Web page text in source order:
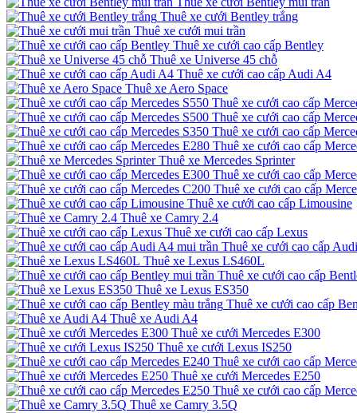
Thuê xe cưới Bentley trắng
Thuê xe cưới mui trần
Thuê xe cưới cao cấp Bentley
Thuê xe Universe 45 chỗ
Thuê xe cưới cao cấp Audi A4
Thuê xe Aero Space
Thuê xe cưới cao cấp
Thuê xe cưới cao cấp
Thuê xe cưới cao cấp
Thuê xe cưới cao cấp
Thuê xe Mercedes Sprinter
Thuê xe cưới cao cấp
Thuê xe cưới cao cấp
Thuê xe cưới cao cấp Limousine
Thuê xe Camry 2.4
Thuê xe cưới cao cấp Lexus
Thuê xe cưới cao cấp
Thuê xe Lexus LS460L
Thuê xe cưới cao cấp
Thuê xe Lexus ES350
Thuê xe cưới cao cấp
Thuê xe Audi A4
Thuê xe cưới Mercedes E300
Thuê xe cưới Lexus IS250
Thuê xe cưới cao cấp
Thuê xe cưới Mercedes E250
Thuê xe cưới cao cấp
Thuê xe Camry 3.5Q